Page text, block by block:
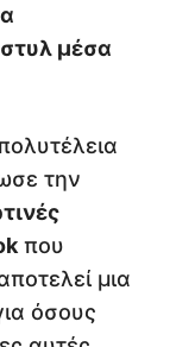
μέσα
την
που
μια
όσους